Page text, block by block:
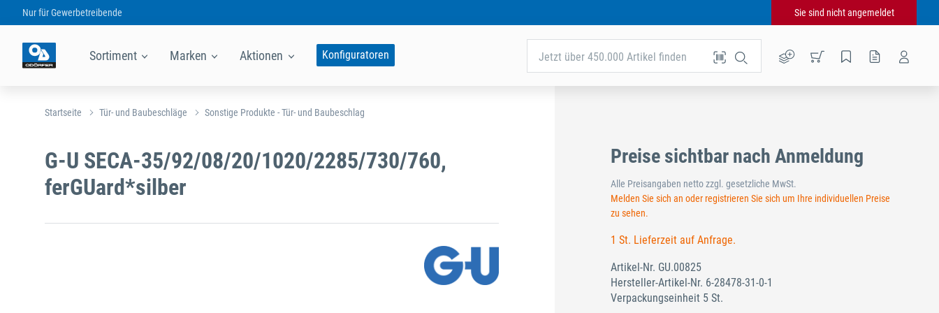
Nur fürGewerbetreibende Sie sind nicht angemeldet
Sortiment Marken Aktionen Konfiguratoren Jetzt über 450.000 Artikel finden
Startseite Tür- und Baubeschläge Sonstige Produkte - Tür- und Baubeschlag
G-U SECA-35/92/08/20/1020/2285/730/760,
ferGUard*silber
Preise sichtbar nach Anmeldung
Alle Preisangaben netto zzgl. gesetzliche MwSt.
Melden Sie sich an oder registrieren Sie sich um Ihre individuellen Preise
zu sehen.
1 St. Lieferzeit auf Anfrage.
Artikel-Nr. GU.00825
Hersteller-Artikel-Nr. 6-28478-31-0-1
Verpackungseinheit 5 St.